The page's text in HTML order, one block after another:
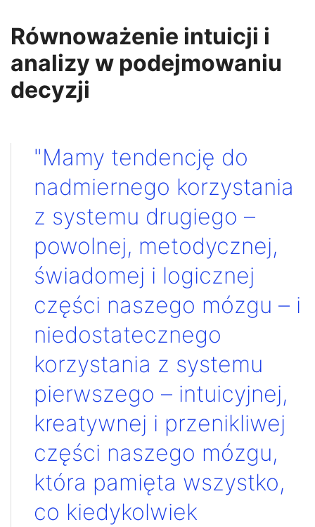
Równoważenie intuicji i
analizy w podejmowaniu
decyzji
"Mamy tendencję do
nadmiernego korzystania
z systemu drugiego –
powolnej, metodycznej,
świadomej i logicznej
części naszego mózgu – i
niedostatecznego
korzystania z systemu
pierwszego – intuicyjnej,
kreatywnej i przenikliwej
części naszego mózgu,
która pamięta wszystko,
co kiedykolwiek